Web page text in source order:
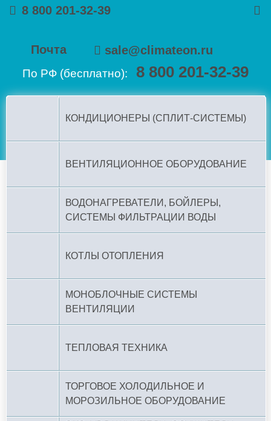
8 800 201-32-39
Почта sale@climateon.ru
По РФ (бесплатно): 8 800 201-32-39
КОНДИЦИОНЕРЫ (СПЛИТ-СИСТЕМЫ)
ВЕНТИЛЯЦИОННОЕ ОБОРУДОВАНИЕ
ВОДОНАГРЕВАТЕЛИ, БОЙЛЕРЫ,
СИСТЕМЫ ФИЛЬТРАЦИИ ВОДЫ
КОТЛЫ ОТОПЛЕНИЯ
МОНОБЛОЧНЫЕ СИСТЕМЫ
ВЕНТИЛЯЦИИ
ТЕПЛОВАЯ ТЕХНИКА
ТОРГОВОЕ ХОЛОДИЛЬНОЕ И
МОРОЗИЛЬНОЕ ОБОРУДОВАНИЕ